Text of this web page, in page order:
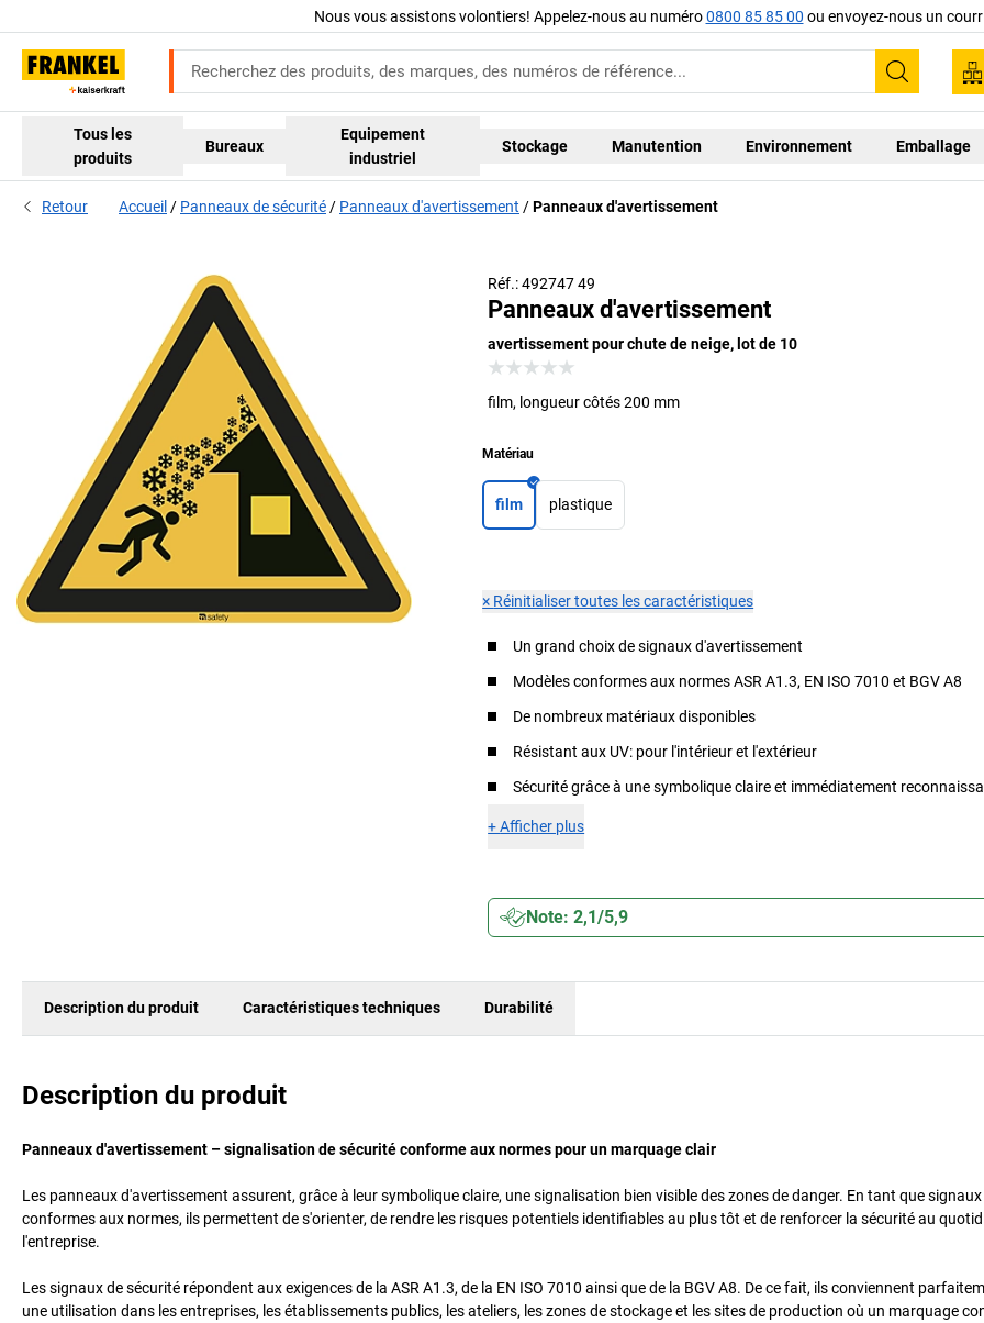
Nous vous assistons volontiers! Appelez-nous au numéro0800 85 85 00 ou envoyez-nous un
Tous les
produits
Bureaux
Equipement
industriel
Stockage Manutention Environnement Emballage
Retour Accueil Panneaux de sécurité Panneaux d'avertissement Panneaux d'avertissement
Réf.: 492747 49
Panneaux d'avertissement
avertissement pour chute de neige, lot de 10
film, longueur côtés 200 mm
Matériau
film plastique
× Réinitialiser toutes les caractéristiques
Un grand choix de signaux d'avertissement
Modèles conformes aux normes ASR A1.3, EN ISO 7010 et BGV A8
De nombreux matériaux disponibles
Résistant aux UV: pour l'intérieur et l'extérieur
Sécurité grâce à une symbolique claire et immédiatement
+Afficher plus
Note: 2,1/5,9
Description du produit Caractéristiques techniques Durabilité
Description du produit
Panneaux d'avertissement – signalisation de sécurité conforme aux normes pour un marquage clair
Les panneaux d'avertissement assurent, grâce à leur symbolique claire, une signalisation bien visible des zones de danger. En tant que
conformes aux normes, ils permettent de s'orienter, de rendre les risques potentiels identifiables au plus tôt et de renforcer la sécurité au
l'entreprise.
Les signaux de sécurité répondent aux exigences de la ASR A1.3, de la EN ISO 7010 ainsi que de la BGV A8. De ce fait, ils conviennent
une utilisation dans les entreprises, les établissements publics, les ateliers, les zones de stockage et les sites de production où un marquage